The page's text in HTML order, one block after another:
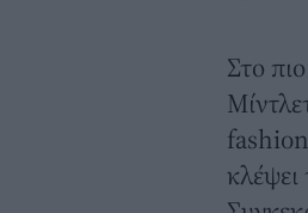
Στο
κλέψει